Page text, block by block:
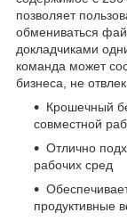
позволяет
обмениваться
докладчиками
команда может
бизнеса, не
Крошечный
совместной
Отлично
рабочих сред
продуктивные